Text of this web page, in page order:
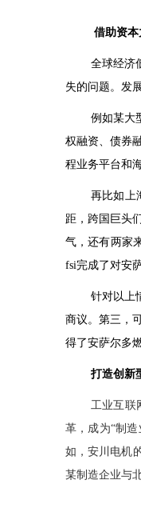
借助资
全球经济
失的问题。发
例如某大
权融资、债券
程业务平台和
再比如上
距，跨国巨头
气，还有两家
fsi完成了对安
针对以上
商议。第三，
得了安萨尔多
打造创新
工业互联
革，成为“制
如，安川电机
某制造企业与